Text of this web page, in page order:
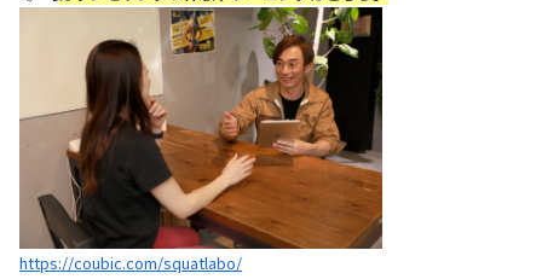
https://coubic.com/squatlabo/